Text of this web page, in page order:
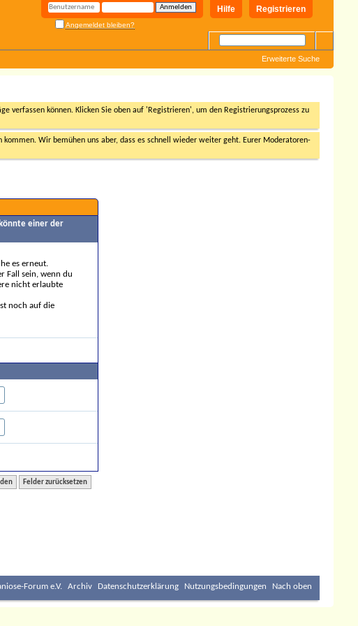
Registrieren
Hilfe
Angemeldet bleiben?
Erweiterte Suche
verfassen können. Klicken Sie oben auf 'Registrieren', um den Registrierungsprozess zu
Wir bemühen uns aber, dass es schnell wieder weiter geht. Eurer Moderatoren-
einer der
es erneut.
Fall sein, wenn du
nicht erlaubte
noch auf die
Forum e.V. Archiv Datenschutzerklärung Nutzungsbedingungen Nach oben